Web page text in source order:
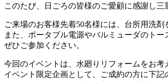
このたび、日ごろの皆様のご愛顧に感謝し
ご来場のお客様先着50名様には、台所用洗剤
また、ポータブル電源やバルミューダのト
ぜひご参加ください。
今回のイベントは、水廻りリフォームをお考
イベント限定企画として、ご成約の方に下記